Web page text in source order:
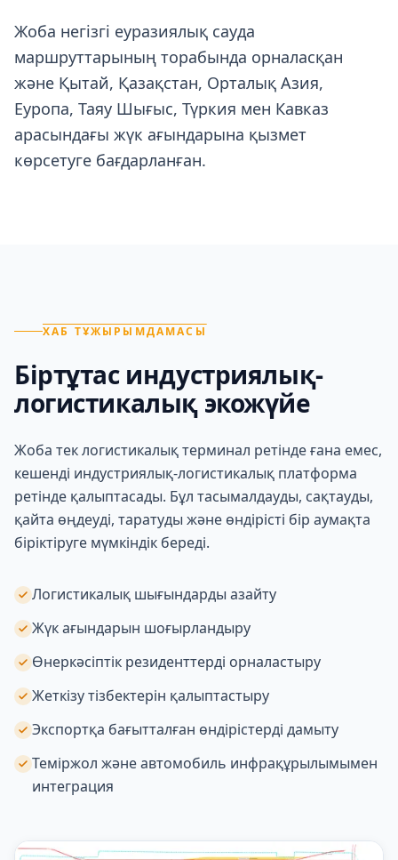
Жоба негізгі еуразиялық сауда
маршруттарының торабында орналасқан
және Қытай, Қазақстан, Орталық Азия,
Еуропа, Таяу Шығыс, Түркия мен Кавказ
арасындағы жүк ағындарына қызмет
көрсетуге бағдарланған.
ХАБ ТҰЖЫРЫМДАМАСЫ
Біртұтас индустриялық-
логистикалық экожүйе
Жоба тек логистикалық терминал ретінде ғана емес,
кешенді индустриялық-логистикалық платформа
ретінде қалыптасады. Бұл тасымалдауды, сақтауды,
қайта өңдеуді, таратуды және өндірісті бір аумақта
біріктіруге мүмкіндік береді.
Логистикалық шығындарды азайту
Жүк ағындарын шоғырландыру
Өнеркәсіптік резиденттерді орналастыру
Жеткізу тізбектерін қалыптастыру
Экспортқа бағытталған өндірістерді дамыту
Теміржол және автомобиль инфрақұрылымымен
интеграция